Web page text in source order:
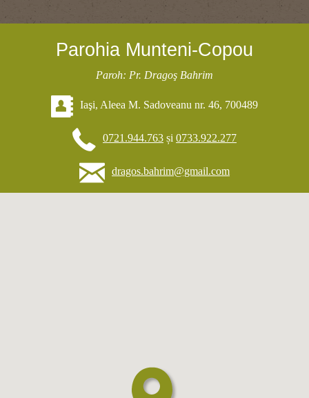
Parohia Munteni-Copou
Paroh: Pr. Dragoş Bahrim
Iaşi, Aleea M. Sadoveanu nr. 46, 700489
0721.944.763 și 0733.922.277
dragos.bahrim@gmail.com